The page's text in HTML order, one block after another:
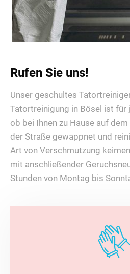
Rufen Sie uns!
Unser geschultes
Tatortreinigung in Bösel ist für
ob bei Ihnen zu Hause auf
der Straße gewappnet und
Art von Verschmutzung
mit anschließender
Stunden von Montag bis